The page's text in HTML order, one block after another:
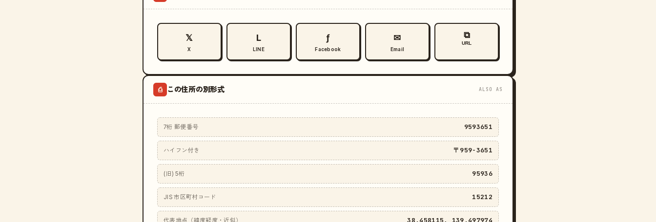
𝕏
X
L
LINE
ƒ
Facebook
✉
Email
⧉
URL
⎙ この住所の別形式 ALSO AS
7桁 郵便番号 9593651
ハイフン付き 〒959-3651
(旧) 5桁 95936
JIS 市区町村コード 15212
代表地点（緯度経度・近似） 38.458115, 139.497974